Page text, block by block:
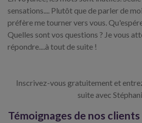
sensations.... Plutôt que de parler de
préfère me tourner vers vous.
Quelles sont vos questions ? Je vous
répondre....à tout de suite !
Inscrivez-vous gratuitement et
suite avec
Témoignages de nos clients